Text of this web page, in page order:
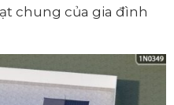
chung của gia đình